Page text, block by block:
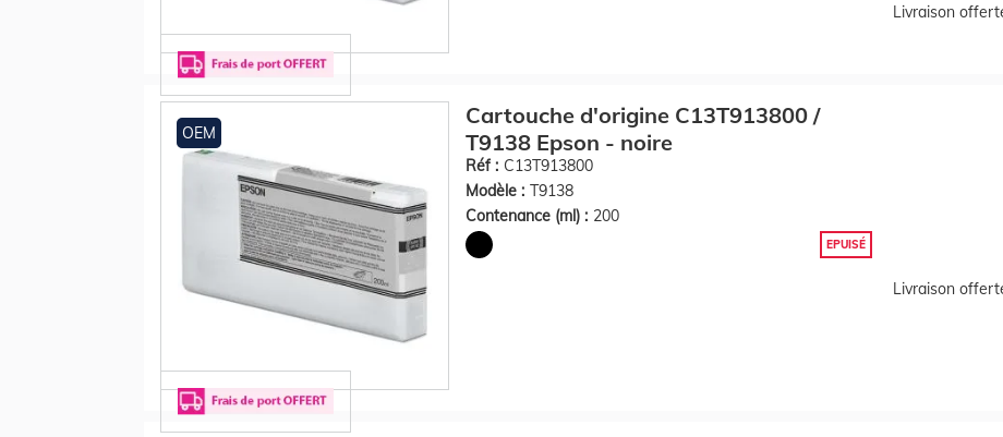
Livraison
OEM
Cartouche d'origine C13T913800 /
T9138 Epson - noire
Réf : C13T913800
Modèle : T9138
Contenance (ml) : 200
EPUISÉ
Livraison